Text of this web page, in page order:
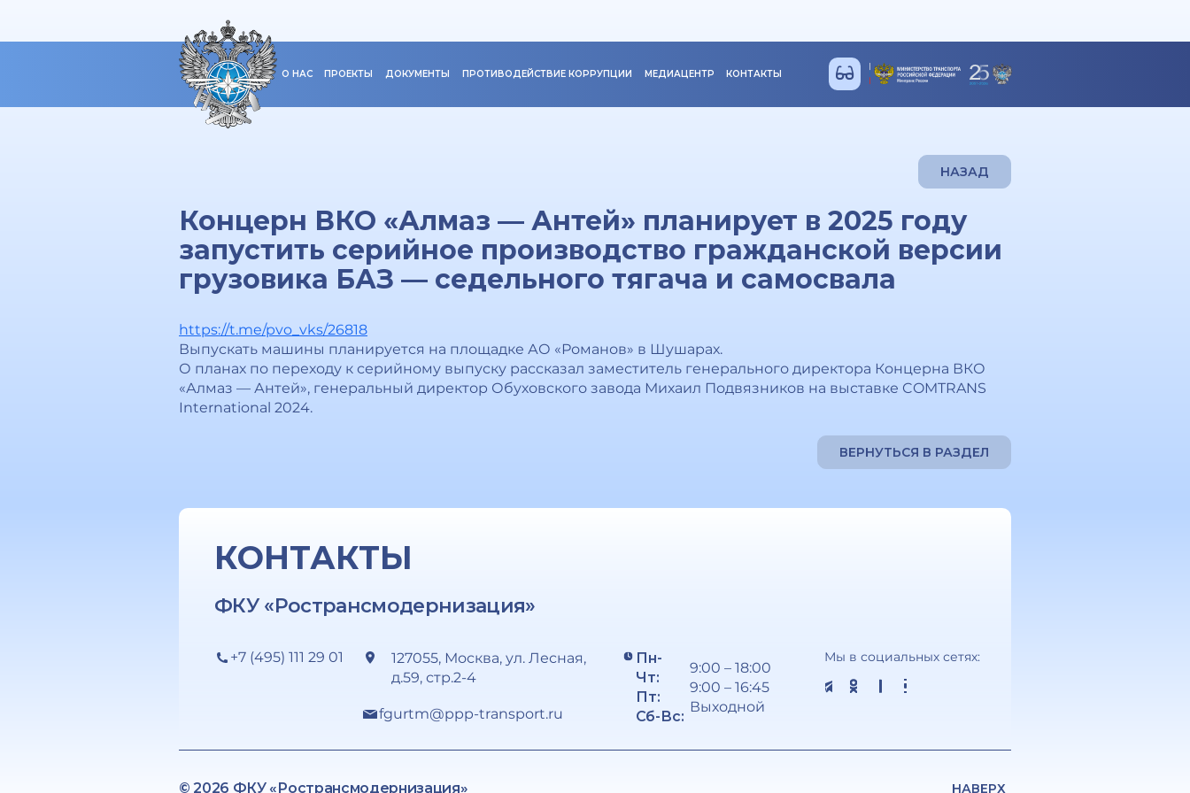
О НАС ПРОЕКТЫ ДОКУМЕНТЫ ПРОТИВОДЕЙСТВИЕ КОРРУПЦИИ МЕДИАЦЕНТР КОНТАКТЫ
НАЗАД
Концерн ВКО «Алмаз — Антей» планирует в 2025 году
запустить серийное производство гражданской версии
грузовика БАЗ — седельного тягача и самосвала
https://t.me/pvo_vks/26818
Выпускать машины планируется на площадке АО «Романов» в Шушарах.
О планах по переходу к серийному выпуску рассказал заместитель генерального директора Концерна ВКО
«Алмаз — Антей», генеральный директор Обуховского завода Михаил Подвязников на выставке COMTRANS
International 2024.
ВЕРНУТЬСЯ В РАЗДЕЛ
КОНТАКТЫ
ФКУ «Ространсмодернизация»
+7 (495) 111 29 01
127055, Москва, ул. Лесная,
д.59, стр.2-4
fgurtm@ppp-transport.ru
Пн-
Чт:
Пт:
Сб-Вс:
9:00 – 18:00
9:00 – 16:45
Выходной
Мы в социальных сетях:
© 2026 ФКУ «Ространсмодернизация» НАВЕРХ